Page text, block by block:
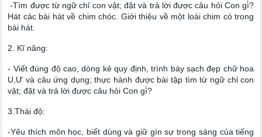
-Tìm được từ ngữ chỉ con vật; đặt và trả lời được câu hỏi Con gì̀?
Hát các bài hát về chim chóc. Giới thiệu về một loài chim có trong
bài hát.
2. Kĩ năng:
- Viết đúng độ cao, dòng kẻ quy định, trình bày sạch đẹp chữ hoa
U,Ư và câu ứng dụng; thực hành được bài tập tìm từ ngữ chỉ con
vật; đặt và trả lời được câu hỏi Con gì̀?
3.Thái độ:
-Yêu thích môn học, biết dùng và giữ gìn sự trong sáng của tiếng